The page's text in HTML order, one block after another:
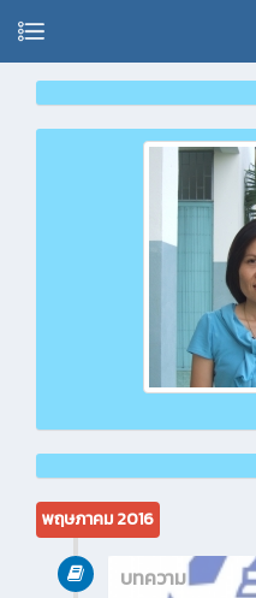
พฤษภาคม 2016
บทความ